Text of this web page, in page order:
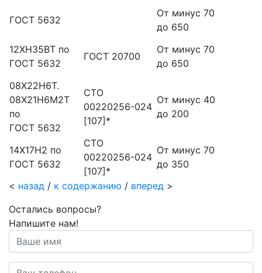
ГОСТ 5632
От минус 70
до 650
12ХН35ВТ по
ГОСТ 5632
ГОСТ 20700
От минус 70
до 650
08Х22Н6Т.
08Х21Н6М2Т
по
ГОСТ 5632
СТО
00220256-024
[107]*
От минус 40
до 200
14Х17Н2 по
ГОСТ 5632
СТО
00220256-024
[107]*
От минус 70
до 350
< назад / к содержанию / вперед >
Остались вопросы?
Напишите нам!